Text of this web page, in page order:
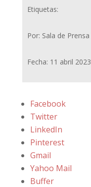
Etiquetas:
Por: Sala de Prensa
Fecha: 11 abril 2023
Facebook
Twitter
LinkedIn
Pinterest
Gmail
Yahoo Mail
Buffer